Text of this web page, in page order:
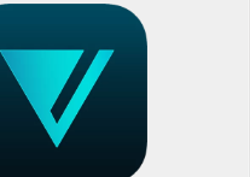

true social
qui désirent suivre